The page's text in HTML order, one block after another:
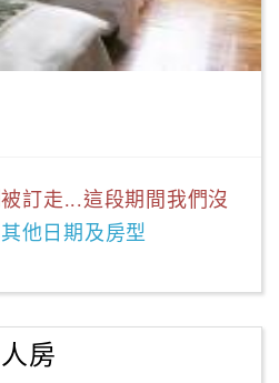
訂走...這段期間我們沒
他日期及房型
房